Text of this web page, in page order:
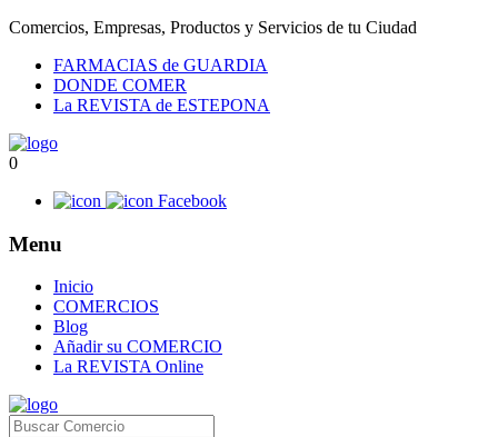
Comercios, Empresas, Productos y Servicios de tu Ciudad
FARMACIAS de GUARDIA
DONDE COMER
La REVISTA de ESTEPONA
0
Facebook
Menu
Inicio
COMERCIOS
Blog
Añadir su COMERCIO
La REVISTA Online